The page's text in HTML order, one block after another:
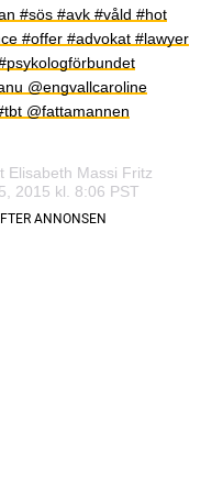
#sös #avk #våld #hot
#offer #advokat #lawyer
@engvallcaroline
@fattamannen
Elisabeth Massi Fritz
2015 kl. 8:06 PST